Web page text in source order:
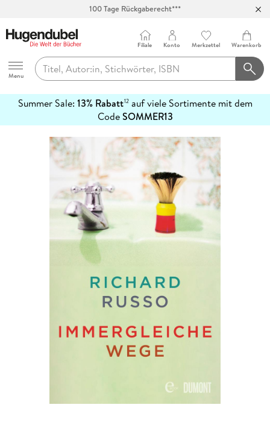
100 Tage Rückgaberecht***
Hugendubel
Menu
Filiale Konto Merkzettel Warenkorb
Summer Sale: 13% Rabatt12auf viele Sortimente mit dem
CodeSOMMER13
erfahren